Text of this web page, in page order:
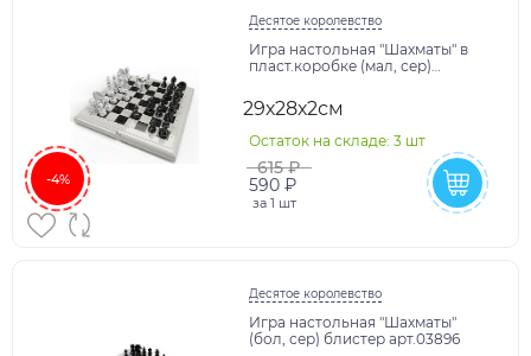
-4%
Десятое королевство
Игра настольная "Шахматы" в
пласт.коробке (мал, сер)
29х28х2см
Остаток на складе: 3 шт
615 ₽
590 ₽
за 1 шт
Десятое королевство
Игра настольная "Шахматы"
(бол, сер) блистер арт.03896